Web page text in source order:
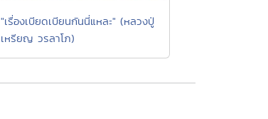
"เรื่องเบียดเบียนกันนี่แหละ" (หลวงปู่
เหรียญ วรลาโภ)